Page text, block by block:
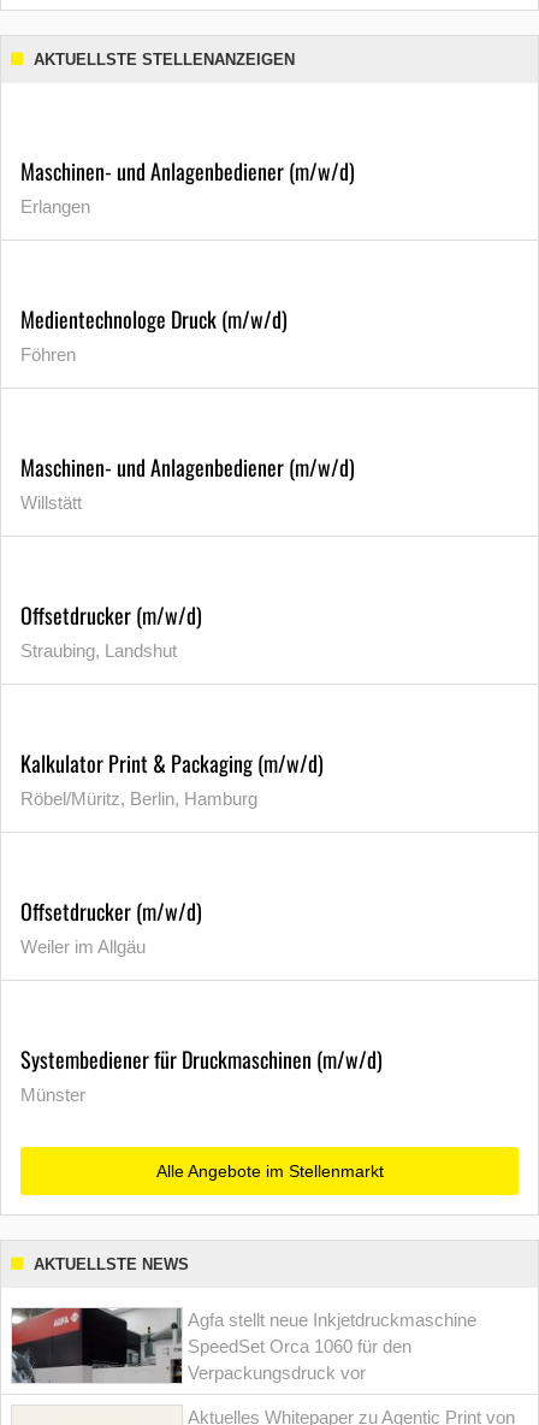
AKTUELLSTE STELLENANZEIGEN
Maschinen- und Anlagenbediener (m/w/d)
Erlangen
Medientechnologe Druck (m/w/d)
Föhren
Maschinen- und Anlagenbediener (m/w/d)
Willstätt
Offsetdrucker (m/w/d)
Straubing, Landshut
Kalkulator Print & Packaging (m/w/d)
Röbel/Müritz, Berlin, Hamburg
Offsetdrucker (m/w/d)
Weiler im Allgäu
Systembediener für Druckmaschinen (m/w/d)
Münster
Alle Angebote im Stellenmarkt
AKTUELLSTE NEWS
Agfa stellt neue Inkjetdruckmaschine
SpeedSet Orca 1060 für den
Verpackungsdruck vor
Aktuelles Whitepaper zu Agentic Print von